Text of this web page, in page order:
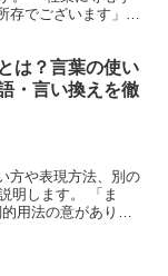
でございます」
は？言葉の使い
・言い換えを徹
方や表現方法、別の
明します。 「ま
用法の意がありま